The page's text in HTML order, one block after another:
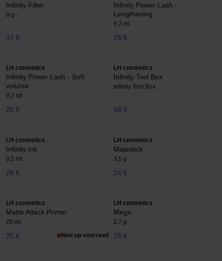
Infinity Filter
9 g
37 €
Infinity Power Lash -
Lengthening
9,2 ml
25 €
LH cosmetics
Infinity Power Lash - Soft
volume
9,2 ml
25 €
LH cosmetics
Infinity Tool Box
Infinity Tool Box
88 €
LH cosmetics
Infinity ink
0,5 ml
28 €
LH cosmetics
Majestick
3,5 g
24 €
LH cosmetics
Matte Attack Primer
25 ml
25 € Niet op voorraad
LH cosmetics
Mega
2,7 g
25 €